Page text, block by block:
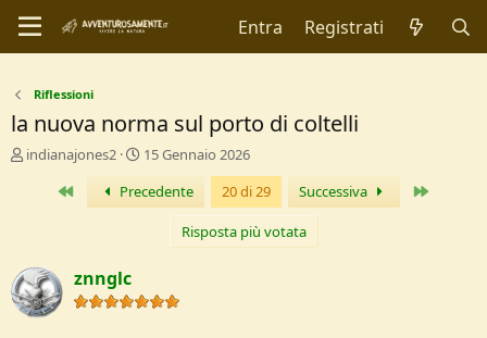
Entra Registrati
Riflessioni
la nuova norma sul porto di coltelli
C
r
e
D
indianajones2
D
t
a
i
15 Gennaio 2026
Primo Precedente 20 di 29 Successiva
Risposta più votata
znnglc